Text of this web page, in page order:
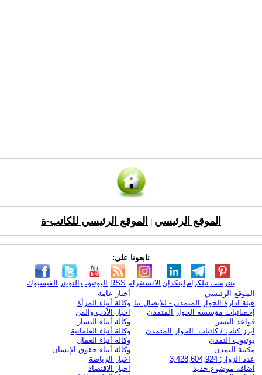
الموقع الرئيسي الموقع الرئيسي للكاتب-ة
تابعونا على:
الفيسبوك التويتر اليوتيوب RSS الانستغرام لينكدإن تيلكرامبنترست
الموقع الرئيسي
هيئة ادارة الحوار المتمدن - للإتصال بنا
إحصائيات مؤسسة الحوار المتمدن
قواعد النشر
ابرز كتاب / كاتبات الحوار المتمدن
يوتيوب التمدن
مكتبة التمدن
عدد الزوار: 3,428,604,924
اضافة موضوع جديد
أخبار عامة
وكالة أنباء المرأة
اخبار الأدب والفن
وكالة أنباء اليسار
وكالة أنباء العلمانية
وكالة أنباء العمال
وكالة أنباء حقوق الإنسان
اخبار الرياضة
اخبار الاقتصاد